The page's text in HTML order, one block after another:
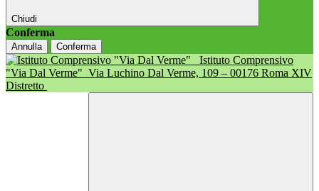
Chiudi
Conferma
Annulla Conferma
Istituto Comprensivo
"Via Dal Verme" Via Luchino Dal Verme, 109 – 00176 Roma XIV
Distretto